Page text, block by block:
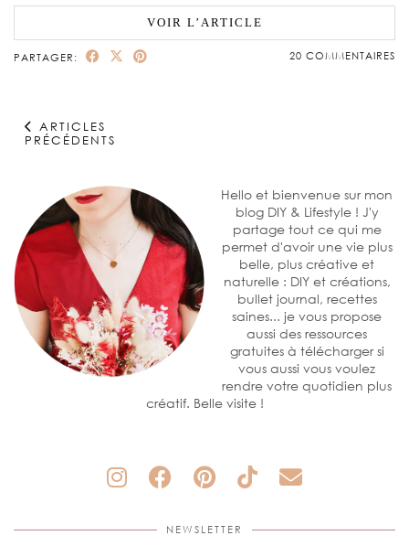
VOIR L’ARTICLE
PARTAGER: 20 COMMENTAIRES
ARTICLES
PRÉCÉDENTS
Hello et bienvenue sur mon
blog DIY & Lifestyle ! J'y
partage tout ce qui me
permet d'avoir une vie plus
belle, plus créative et
naturelle : DIY et créations,
bullet journal, recettes
saines... je vous propose
aussi des ressources
gratuites à télécharger si
vous aussi vous voulez
rendre votre quotidien plus
créatif. Belle visite !
NEWSLETTER